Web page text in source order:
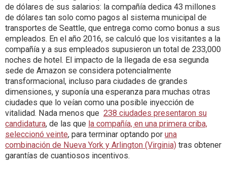
de dólares de sus salarios: la compañía dedica 43 millones
de dólares tan solo como pagos al sistema municipal de
transportes de Seattle, que entrega como como bonus a sus
empleados. En el año 2016, se calculó que los visitantes a la
compañía y a sus empleados supusieron un total de 233,000
noches de hotel. El impacto de la llegada de esa segunda
sede de Amazon se considera potencialmente
transformacional, incluso para ciudades de grandes
dimensiones, y suponía una esperanza para muchas otras
ciudades que lo veían como una posible inyección de
vitalidad. Nada menos que 238 ciudades presentaron su
candidatura, de las que la compañía, en una primera criba,
seleccionó veinte, para terminar optando por una
combinación de Nueva York y Arlington (Virginia) tras obtener
garantías de cuantiosos incentivos.